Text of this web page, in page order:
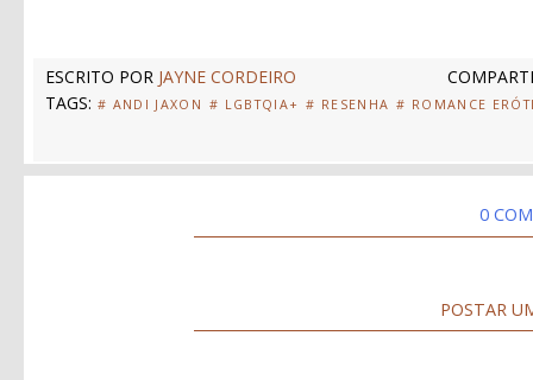
ESCRITO POR JAYNE CORDEIRO
TAGS: # ANDI JAXON # LGBTQIA+ # RESENHA # ROMANCE
0
POSTAR